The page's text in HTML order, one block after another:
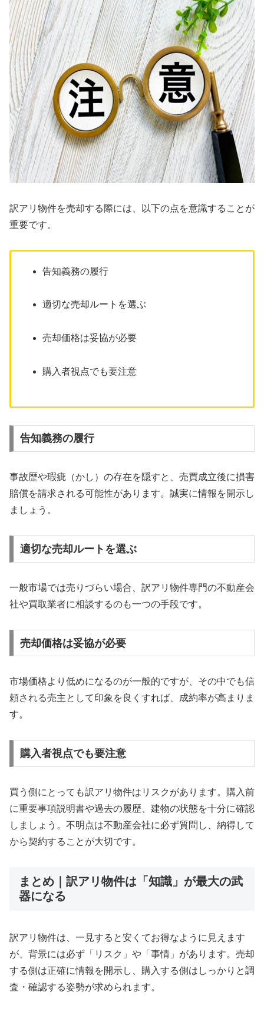
訳アリ物件を売却する際には、以下の点を意識することが
重要です。
告知義務の履行
適切な売却ルートを選ぶ
売却価格は妥協が必要
購入者視点でも要注意
告知義務の履行
事故歴や瑕疵（かし）の存在を隠すと、売買成立後に損害
賠償を請求される可能性があります。誠実に情報を開示し
ましょう。
適切な売却ルートを選ぶ
一般市場では売りづらい場合、訳アリ物件専門の不動産会
社や買取業者に相談するのも一つの手段です。
売却価格は妥協が必要
市場価格より低めになるのが一般的ですが、その中でも信
頼される売主として印象を良くすれば、成約率が高まりま
す。
購入者視点でも要注意
買う側にとっても訳アリ物件はリスクがあります。購入前
に重要事項説明書や過去の履歴、建物の状態を十分に確認
しましょう。不明点は不動産会社に必ず質問し、納得して
から契約することが大切です。
まとめ｜訳アリ物件は「知識」が最大の武
器になる
訳アリ物件は、一見すると安くてお得なように見えます
が、背景には必ず「リスク」や「事情」があります。売却
する側は正確に情報を開示し、購入する側はしっかりと調
査・確認する姿勢が求められます。